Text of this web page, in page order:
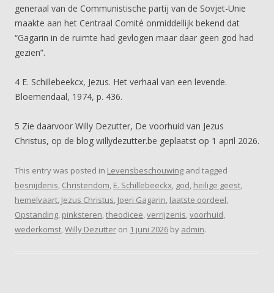
generaal van de Communistische partij van de Sovjet-Unie
maakte aan het Centraal Comité onmiddellijk bekend dat
“Gagarin in de ruimte had gevlogen maar daar geen god had
gezien”.
4 E. Schillebeekcx, Jezus. Het verhaal van een levende.
Bloemendaal, 1974, p. 436.
5 Zie daarvoor Willy Dezutter, De voorhuid van Jezus
Christus, op de blog willydezutter.be geplaatst op 1 april 2026.
This entry was posted in Levensbeschouwing and tagged
besnijdenis, Christendom, E. Schillebeeckx, god, heilige geest,
hemelvaart, Jezus Christus, Joeri Gagarin, laatste oordeel,
Opstanding, pinksteren,theodicee,verrijzenis,voorhuid,
wederkomst,Willy Dezutter on 1 juni 2026 by admin.